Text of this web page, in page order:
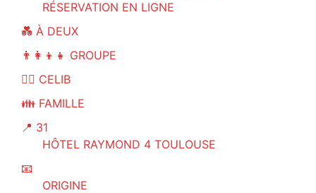
RÉSERVATION EN LIGNE
💑 À DEUX
👨‍👩‍👦‍👧 GROUPE
👱‍♂️ CELIB
👪 FAMILLE
📍 31
HÔTEL RAYMOND 4 TOULOUSE
📧
ORIGINE